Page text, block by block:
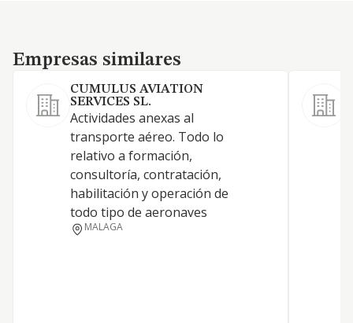
Empresas similares
Empresas similares
CUMULUS AVIATION
SERVICES SL.
Actividades anexas al
transporte aéreo. Todo lo
relativo a formación,
consultoría, contratación,
habilitación y operación de
todo tipo de aeronaves
MALAGA